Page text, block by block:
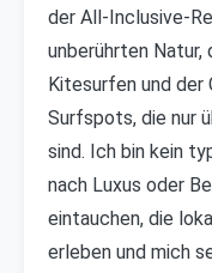
der All-Inclusive-
unberührten
Kitesurfen und der
Surfspots, die nur
sind. Ich bin kein
nach Luxus oder
eintauchen, die
erleben und mich